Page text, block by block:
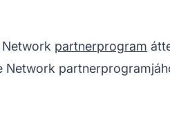
partnerprogram
Network